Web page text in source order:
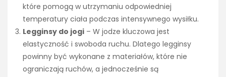
które pomogą w utrzymaniu odpowiedniej
temperatury ciała podczas intensywnego wysiłku.
Legginsy do jogi – W jodze kluczowa jest
elastyczność i swoboda ruchu. Dlatego legginsy
powinny być wykonane z materiałów, które nie
ograniczają ruchów, a jednocześnie są